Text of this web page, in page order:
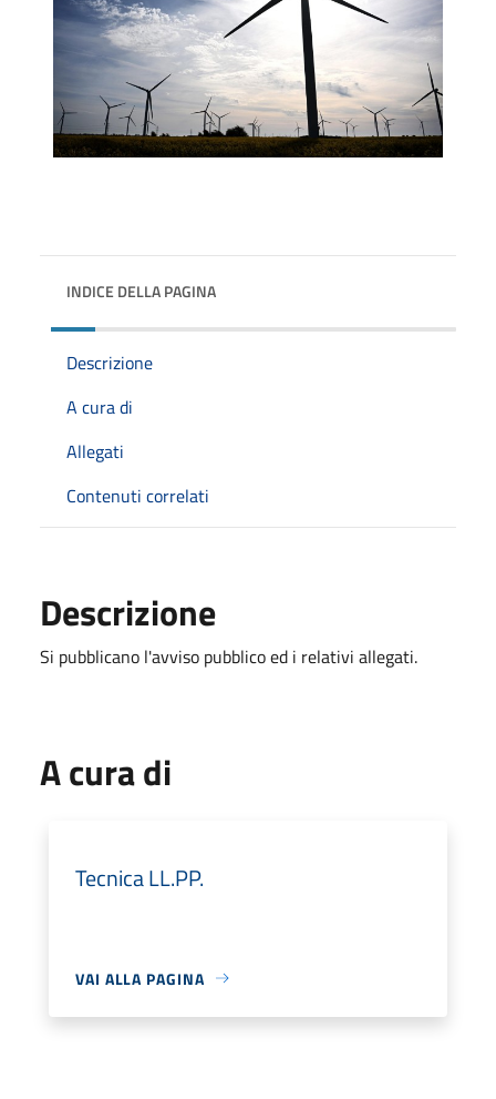
INDICE DELLA PAGINA
Descrizione
A cura di
Allegati
Contenuti correlati
Descrizione
Si pubblicano l'avviso pubblico ed i relativi allegati.
A cura di
Tecnica LL.PP.
VAI ALLA PAGINA